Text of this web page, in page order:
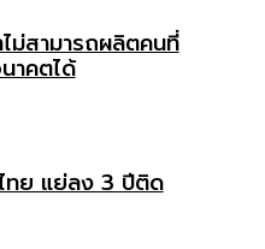
ม่สามารถผลิตคนที่
าคตได้
ทย แย่ลง 3 ปีติด